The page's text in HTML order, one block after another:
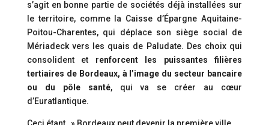
s’agit en bonne partie de sociétés déjà installées sur
le territoire, comme la Caisse d’Épargne Aquitaine-
Poitou-Charentes, qui déplace son siège social de
Mériadeck vers les quais de Paludate. Des choix qui
consolident et renforcent les puissantes filières
tertiaires de Bordeaux, à l’image du secteur bancaire
ou du pôle santé, qui va se créer au cœur
d’Euratlantique.